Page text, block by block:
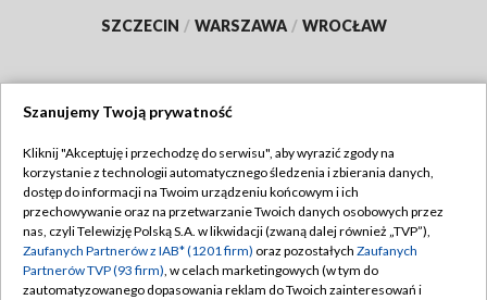
SZCZECIN / WARSZAWA / WROCŁAW
TVP
Abonament TVP
Emisja w TVP
Centrum informacji TVP
Regulamin TVP
Polityka prywatności
Moje zgody
Szanujemy Twoją prywatność
Kliknij "Akceptuję i przechodzę do serwisu", aby wyrazić zgody na
korzystanie z technologii automatycznego śledzenia i zbierania danych,
dostęp do informacji na Twoim urządzeniu końcowym i ich
przechowywanie oraz na przetwarzanie Twoich danych osobowych przez
nas, czyli Telewizję Polską S.A. w likwidacji (zwaną dalej również „TVP”),
Zaufanych Partnerów z IAB* (1201 firm) oraz pozostałych Zaufanych
Partnerów TVP (93 firm), w celach marketingowych (w tym do
zautomatyzowanego dopasowania reklam do Twoich zainteresowań i